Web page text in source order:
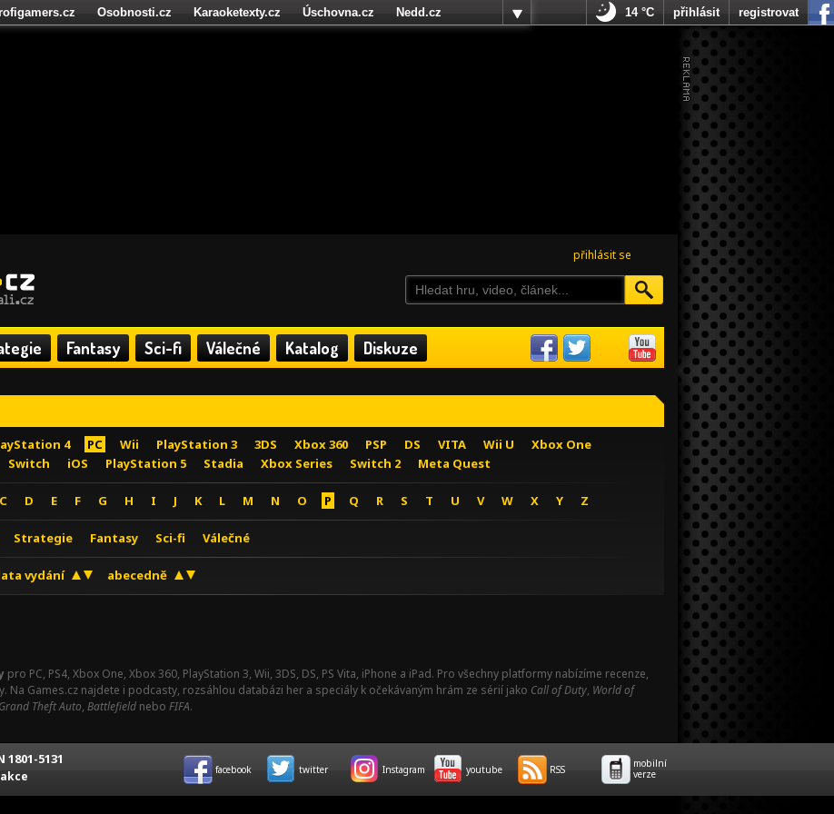
přihlásit se
Fantasy Sci-fi Válečné Katalog Diskuze
4 PC Wii PlayStation 3 3DS Xbox 360 PSP DS VITA Wii U
Xbox One
Switch iOS PlayStation 5 Stadia Xbox Series Switch 2 Meta Quest
C D E F G H I J K L M N O P Q R S T U V W X Y Z
Strategie Fantasy Sci-fi Válečné
vydání abecedně
pro PC, PS4, Xbox One, Xbox 360, PlayStation 3, Wii, 3DS, DS, PS Vita, iPhone a iPad. Pro všechny platformy nabízíme recenze,
Na Games.cz najdete i podcasty, rozsáhlou databázi her a speciály k očekávaným hrám ze sérií jako Call of Duty, World of
Grand Theft Auto, Battlefield nebo FIFA.
Osobnosti.cz Karaoketexty.cz Úschovna.cz
Nedd.cz
14 °C přihlásit registrovat
1801-5131
facebook twitter Instagram youtube RSS
mobilní
verze